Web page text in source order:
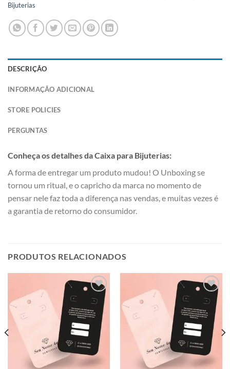
Bijuterias
DESCRIÇÃO
INFORMAÇÃO ADICIONAL
STORE POLICIES
PERGUNTAS
Conheça os detalhes da Caixa para Bijuterias:
A forma de entregar um produto mudou! O Unboxing se
tornou um ritual, e o capricho da marca no momento de
pensar nele faz toda a diferença nas vendas, e muitas vezes é
a garantia de retorno do consumidor.
PRODUTOS RELACIONADOS
Add to
wishlist
Add to
wishlist